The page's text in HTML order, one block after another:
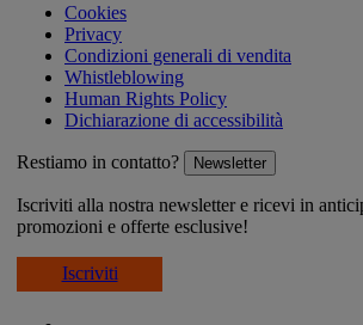
Cookies
Privacy
Condizioni generali di vendita
Whistleblowing
Human Rights Policy
Dichiarazione di accessibilità
Restiamo in contatto? Newsletter
Iscriviti alla nostra newsletter e ricevi in
promozioni e offerte esclusive!
Iscriviti